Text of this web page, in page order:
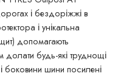
і бездоріжжі в
і унікальна
допомагають
будь-які труднощі
боковини шини посилені